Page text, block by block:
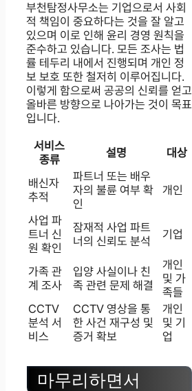
부천탐정사무소는 기업으로서 사회
적 책임이 중요하다는 것을 잘 알고
있으며 이로 인해 윤리 경영 원칙을
준수하고 있습니다. 모든 조사는 법
률 테두리 내에서 진행되며 개인 정
보 보호 또한 철저히 이루어집니다.
이렇게 함으로써 공공의 신뢰를 얻고
올바른 방향으로 나아가는 것이 목표
입니다.
서비스
종류
설명 대상
배신자
추적
파트너 또는 배우
자의 불륜 여부 확
인
개인
사업 파
트너 신
원 확인
잠재적 사업 파트
너의 신뢰도 분석
기업
가족 관
계 조사
입양 사실이나 친
족 관련 문제 해결
개인
및 가
족들
CCTV
분석 서
비스
CCTV 영상을 통
한 사건 재구성 및
증거 확보
개인
및 기
업
마무리하면서